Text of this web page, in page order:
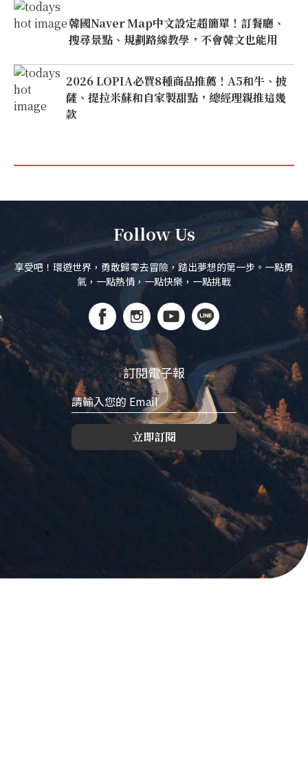
韓國Naver Map中文設定超簡單！訂餐廳、
搜尋景點、規劃路線教學，不會韓文也能用
2026 LOPIA必買8種商品推薦！A5和牛、披
薩、提拉米蘇和自家製甜點，總經理親推這幾
款
Follow Us
享受吧！環遊世界，勇敢歸零去冒險，踏出夢想的第一步。一點勇
氣，一點熱情，一點快樂，一點挑戰
訂閱電子報
立即訂閱